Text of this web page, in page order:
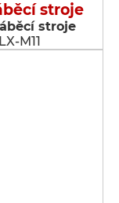
stroje
stroje
M11